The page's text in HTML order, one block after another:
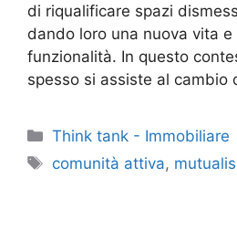
di riqualificare spazi
dando loro una nuova vita e
funzionalità. In questo
spesso si assiste al cambio
Categorie
Think tank - Immobiliare
Tag
comunità attiva,